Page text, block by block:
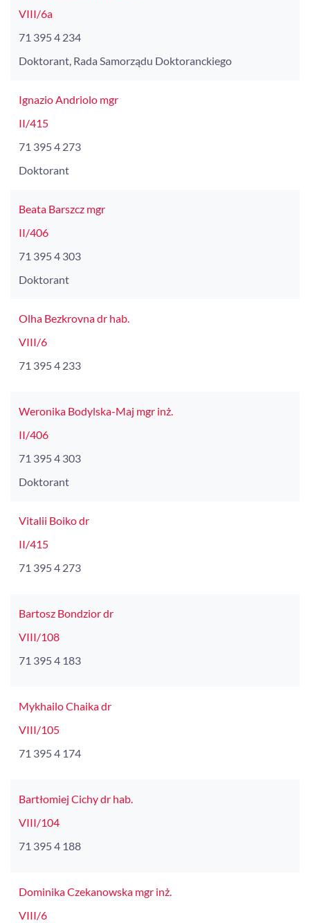
VIII/6a
71 395 4 234
Doktorant, Rada Samorządu Doktoranckiego
Ignazio Andriolo mgr
II/415
71 395 4 273
Doktorant
Beata Barszcz mgr
II/406
71 395 4 303
Doktorant
Olha Bezkrovna dr hab.
VIII/6
71 395 4 233
Weronika Bodylska-Maj mgr inż.
II/406
71 395 4 303
Doktorant
Vitalii Boiko dr
II/415
71 395 4 273
Bartosz Bondzior dr
VIII/108
71 395 4 183
Mykhailo Chaika dr
VIII/105
71 395 4 174
Bartłomiej Cichy dr hab.
VIII/104
71 395 4 188
Dominika Czekanowska mgr inż.
VIII/6